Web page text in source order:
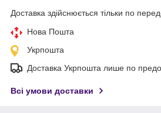
Доставка здійснюється тільки по
Нова Пошта
Укрпошта
Доставка Укрпошта лише по
Всі умови доставки